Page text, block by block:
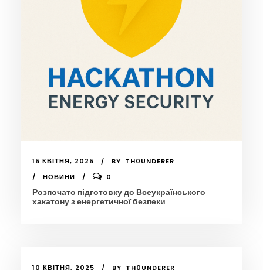
15 КВІТНЯ, 2025 BY TH0UNDERER
НОВИНИ
0
Розпочато підготовку до Всеукраїнського
хакатону з енергетичної безпеки
10 КВІТНЯ, 2025 BY TH0UNDERER